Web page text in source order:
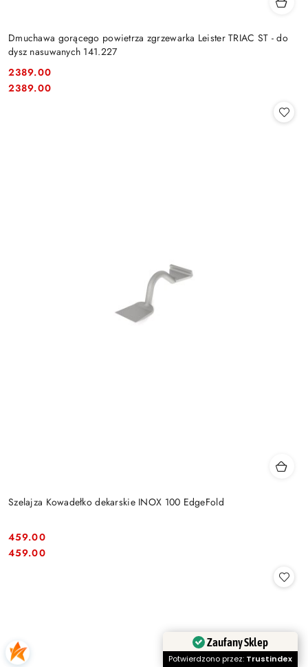
Dmuchawa gorącego powietrza zgrzewarka Leister TRIAC ST - do
dysz nasuwanych 141.227
Cena:
2389.00
Cena:
2389.00
Szelajza Kowadełko dekarskie INOX 100 EdgeFold
Cena:
459.00
Cena:
459.00
Zaufany Sklep
Potwierdzono przez: Trustindex